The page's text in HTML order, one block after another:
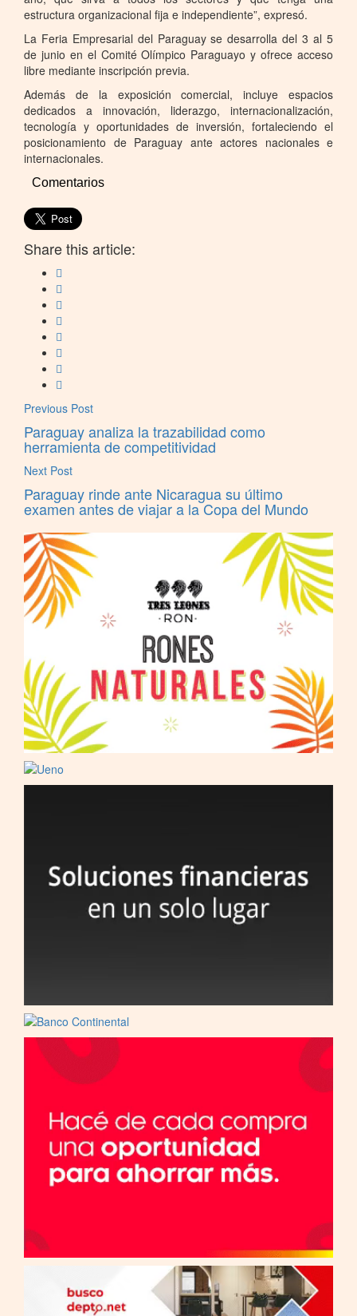
estructura organizacional fija e independiente”, expresó.
La Feria Empresarial del Paraguay se desarrolla del 3 al 5
de junio en el Comité Olímpico Paraguayo y ofrece acceso
libre mediante inscripción previa.
Además de la exposición comercial, incluye espacios
dedicados a innovación, liderazgo, internacionalización,
tecnología y oportunidades de inversión, fortaleciendo el
posicionamiento de Paraguay ante actores nacionales e
internacionales.
Comentarios
Share this article:
Previous Post
Paraguay analiza la trazabilidad como
herramienta de competitividad
Next Post
Paraguay rinde ante Nicaragua su último
examen antes de viajar a la Copa del Mundo